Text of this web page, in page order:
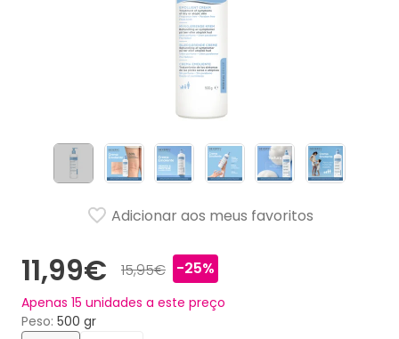
11,99€ 15,95€ -25%
Apenas 15 unidades a este preço
Peso
500 gr
Adicionar aos meus favoritos